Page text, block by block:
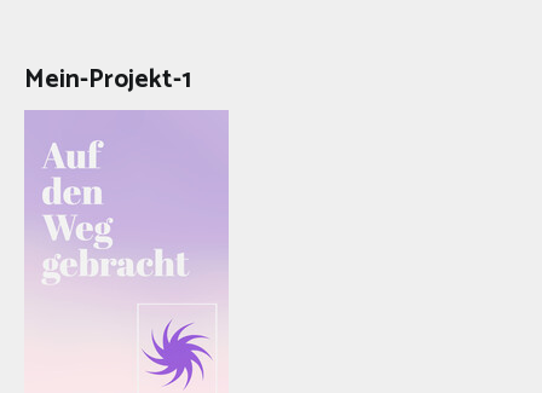
Mein-Projekt-1